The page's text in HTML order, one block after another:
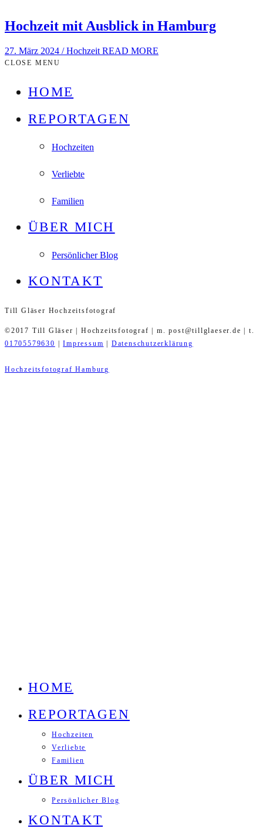
Hochzeit mit Ausblick in Hamburg
27. März 2024 /Hochzeit READ MORE
CLOSE MENU
HOME
REPORTAGEN
Hochzeiten
Verliebte
Familien
ÜBER MICH
Persönlicher Blog
KONTAKT
Till Gläser Hochzeitsfotograf
©2017 Till Gläser | Hochzeitsfotograf | m. post@tillglaeser.de | t.
01705579630 |Impressum | Datenschutzerklärung
Hochzeitsfotograf Hamburg
HOME
REPORTAGEN
Hochzeiten
Verliebte
Familien
ÜBER MICH
Persönlicher Blog
KONTAKT